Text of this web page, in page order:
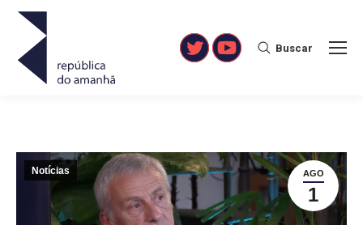
TwitterYouTube
Search:
Buscar
AGO
1
Notícias